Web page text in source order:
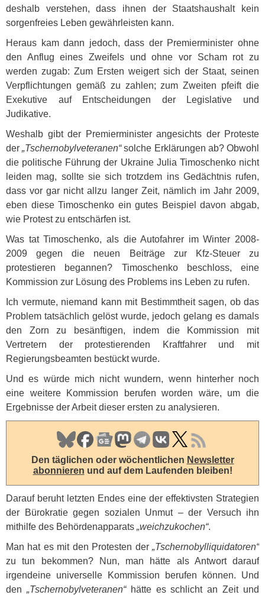
deshalb verstehen, dass ihnen der Staatshaushalt kein
sorgenfreies Leben gewährleisten kann.
Heraus kam dann jedoch, dass der Premierminister ohne
den Anflug eines Zweifels und ohne vor Scham rot zu
werden zugab: Zum Ersten weigert sich der Staat, seinen
Verpflichtungen gemäß zu zahlen; zum Zweiten pfeift die
Exekutive auf Entscheidungen der Legislative und
Judikative.
Weshalb gibt der Premierminister angesichts der Proteste
der„Tschernobylveteranen“solche Erklärungen ab? Obwohl
die politische Führung der Ukraine Julia Timoschenko nicht
leiden mag, sollte sie sich trotzdem ins Gedächtnis rufen,
dass vor gar nicht allzu langer Zeit, nämlich im Jahr 2009,
eben diese Timoschenko ein gutes Beispiel davon abgab,
wie Protest zu entschärfen ist.
Was tat Timoschenko, als die Autofahrer im Winter 2008-
2009 gegen die neuen Beiträge zur Kfz-Steuer zu
protestieren begannen? Timoschenko beschloss, eine
Kommission zur Lösung des Problems ins Leben zu rufen.
Ich vermute, niemand kann mit Bestimmtheit sagen, ob das
Problem tatsächlich gelöst wurde, jedoch gelang es damals
den Zorn zu besänftigen, indem die Kommission mit
Vertretern der protestierenden Kraftfahrer und mit
Regierungsbeamten bestückt wurde.
Und es würde mich nicht wundern, wenn hinterher noch
eine weitere Kommission berufen worden wäre, um die
Ergebnisse der Arbeit dieser ersten zu analysieren.
Den täglichen oder wöchentlichen Newsletter
abonnieren und auf dem Laufenden bleiben!
Darauf beruht letzten Endes eine der effektivsten Strategien
der Bürokratie gegen sozialen Unmut – der Versuch ihn
mithilfe des Behördenapparats „weichzukochen“.
Man hat es mit den Protesten der „Tschernobylliquidatoren“
zu tun bekommen? Nun, man hätte als Antwort darauf
irgendeine universelle Kommission berufen können. Und
den „Tschernobylveteranen“hätte es schlicht an Zeit und